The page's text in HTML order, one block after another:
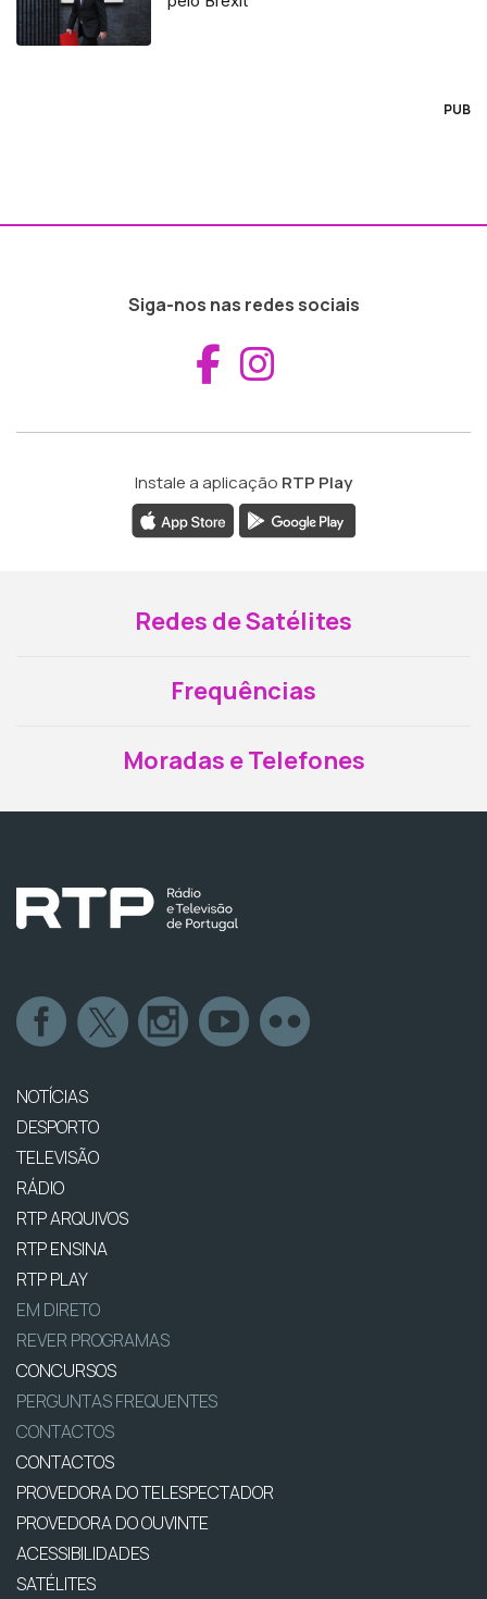
PUB
Siga-nos nas redes sociais
Aceder ao
Instale a aplicação RTP Play
Redes de Satélites
Frequências
Moradas e Telefones
NOTÍCIAS
DESPORTO
TELEVISÃO
RÁDIO
RTP ARQUIVOS
RTP ENSINA
RTP PLAY
EM DIRETO
REVER PROGRAMAS
CONCURSOS
PERGUNTAS FREQUENTES
CONTACTOS
CONTACTOS
PROVEDORA DO TELESPECTADOR
PROVEDORA DO OUVINTE
ACESSIBILIDADES
SATÉLITES